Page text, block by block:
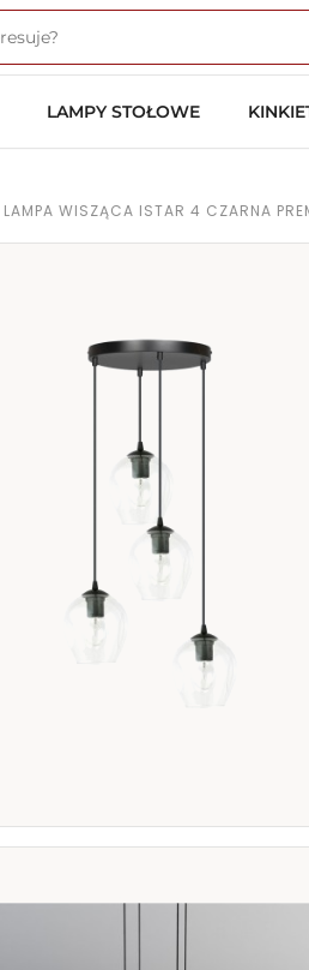
LAMPY STOŁOWE
LAMPA WISZĄCA ISTAR 4 CZARNA